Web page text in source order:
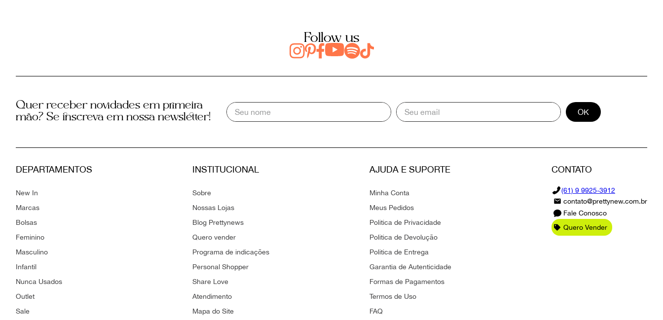
Follow us
Quer receber novidades em primeira
mão? Se inscreva em nossa newsletter!
OK
DEPARTAMENTOS
New In
Marcas
Bolsas
Feminino
Masculino
Infantil
Nunca Usados
Outlet
Sale
INSTITUCIONAL
Sobre
Nossas Lojas
Blog Prettynews
Quero vender
Programa de indicações
Personal Shopper
Share Love
Atendimento
Mapa do Site
AJUDA E SUPORTE
Minha Conta
Meus Pedidos
Politica de Privacidade
Politica de Devolução
Politica de Entrega
Garantia de Autenticidade
Formas de Pagamentos
Termos de Uso
FAQ
CONTATO
(61) 9 9925-3912
contato@prettynew.com.br
Fale Conosco
Quero Vender